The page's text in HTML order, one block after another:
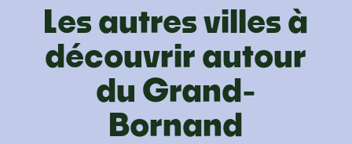
Les autres villes à
découvrir autour
du Grand-
Bornand